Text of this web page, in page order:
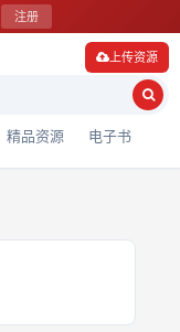
注册
精品资源 电子书
上传资源